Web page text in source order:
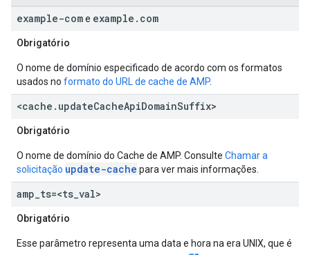
example-come example . com
Obrigatório
O nome de domínio especificado de acordo com os formatos
usados no formato do URL de cache de AMP.
<cache . updateCacheApiDomainSuffix>
Obrigatório
O nome de domínio do Cache de AMP. Consulte Chamar a
solicitação update-cache para ver mais informações.
amp ts=<ts val>
Obrigatório
Esse parâmetro representa uma data e hora na era UNIX, que é